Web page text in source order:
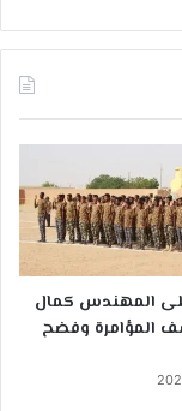
المهندس كمال
المؤامرة وفضح